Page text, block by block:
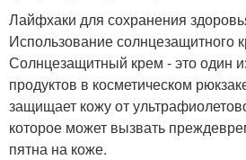
Лайфхаки для сохранения
Использование солнцезащитного
Солнцезащитный крем - это один
продуктов в косметическом
защищает кожу от
которое может вызвать
пятна на коже.